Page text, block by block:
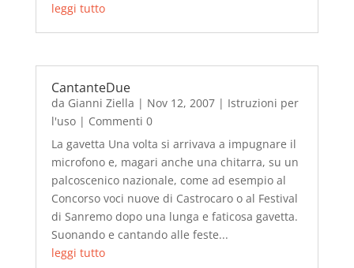
leggi tutto
CantanteDue
da Gianni Ziella | Nov 12, 2007| Istruzioni per
l'uso| Commenti 0
La gavetta Una volta si arrivava a impugnare il
microfono e, magari anche una chitarra, su un
palcoscenico nazionale, come ad esempio al
Concorso voci nuove di Castrocaro o al Festival
di Sanremo dopo una lunga e faticosa gavetta.
Suonando e cantando alle feste...
leggi tutto